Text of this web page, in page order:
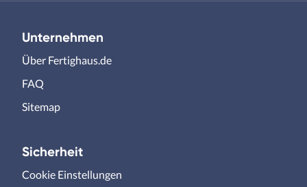
Unternehmen
Über Fertighaus.de
FAQ
Sitemap
Sicherheit
Cookie Einstellungen